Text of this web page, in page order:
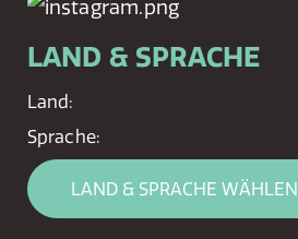
LAND & SPRACHE
Land:
Sprache:
LAND & SPRACHE WÄHLEN